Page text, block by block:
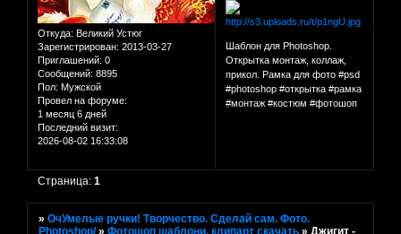
Откуда: Великий Устюг
Зарегистрирован: 2013-03-27
Приглашений: 0
Сообщений: 8895
Пол: Мужской
Провел на форуме:
1 месяц 6 дней
Последний визит:
2026-08-02 16:33:08
Шаблон для Photoshop.
Открытка монтаж, коллаж,
прикол. Рамка для фото #psd
#photoshop #открытка #рамка
#монтаж #костюм #фотошоп
Страница:1
»ОчУмелые ручки! Творчество. Сделай сам. Фото.
Photoshop/ »Фотошоп шаблони, клипарт скачать »Джигит -